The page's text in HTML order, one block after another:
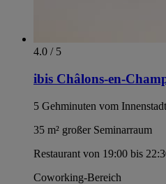
4.0 / 5
ibis Châlons-en-
5 Gehminuten vom
35 m² großer Seminarraum
Restaurant von 19:00 bis
Coworking-Bereich